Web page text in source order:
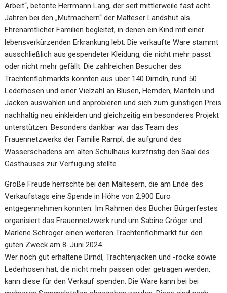
Arbeit“, betonte Herrmann Lang, der seit mittlerweile fast acht
Jahren bei den „Mutmachern“ der Malteser Landshut als
Ehrenamtlicher Familien begleitet, in denen ein Kind mit einer
lebensverkürzenden Erkrankung lebt. Die verkaufte Ware stammt
ausschließlich aus gespendeter Kleidung, die nicht mehr passt
oder nicht mehr gefällt. Die zahlreichen Besucher des
Trachtenflohmarkts konnten aus über 140 Dirndln, rund 50
Lederhosen und einer Vielzahl an Blusen, Hemden, Mänteln und
Jacken auswählen und anprobieren und sich zum günstigen Preis
nachhaltig neu einkleiden und gleichzeitig ein besonderes Projekt
unterstützen. Besonders dankbar war das Team des
Frauennetzwerks der Familie Rampl, die aufgrund des
Wasserschadens am alten Schulhaus kurzfristig den Saal des
Gasthauses zur Verfügung stellte.
Große Freude herrschte bei den Maltesern, die am Ende des
Verkaufstags eine Spende in Höhe von 2.900 Euro
entgegennehmen konnten. Im Rahmen des Bucher Bürgerfestes
organisiert das Frauennetzwerk rund um Sabine Gröger und
Marlene Schröger einen weiteren Trachtenflohmarkt für den
guten Zweck am 8. Juni 2024.
Wer noch gut erhaltene Dirndl, Trachtenjacken und -röcke sowie
Lederhosen hat, die nicht mehr passen oder getragen werden,
kann diese für den Verkauf spenden. Die Ware kann bei bei